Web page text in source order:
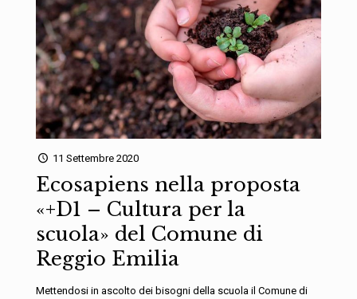
11 Settembre 2020
Ecosapiens nella proposta
«+D1 – Cultura per la
scuola» del Comune di
Reggio Emilia
Mettendosi in ascolto dei bisogni della scuola il Comune di